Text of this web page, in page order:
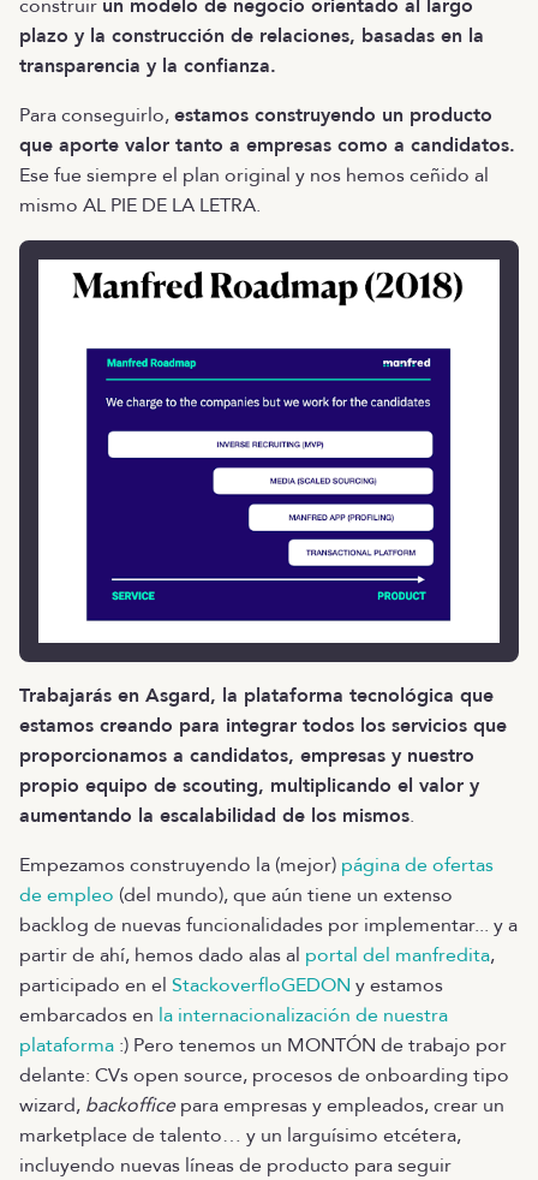
construir un modelo de negocio orientado al largo
plazo y la construcción de relaciones, basadas en la
transparencia y la confianza.
Para conseguirlo,estamos construyendo un producto
que aporte valor tanto a empresas como a candidatos.
Ese fue siempre el plan original y nos hemos ceñido al
mismo AL PIE DE LA LETRA.
Trabajarás en Asgard, la plataforma tecnológica que
estamos creando para integrar todos los servicios que
proporcionamos a candidatos, empresas y nuestro
propio equipo de scouting, multiplicando el valor y
aumentando la escalabilidad de los mismos.
Empezamos construyendo la (mejor) página de ofertas
de empleo (del mundo), que aún tiene un extenso
backlog de nuevas funcionalidades por implementar... y a
partir de ahí, hemos dado alas al portal del manfredita,
participado en el StackoverfloGEDON y estamos
embarcados en la internacionalización de nuestra
plataforma :) Pero tenemos un MONTÓN de trabajo por
delante: CVs open source, procesos de onboarding tipo
wizard, backofficepara empresas y empleados, crear un
marketplace de talento… y un larguísimo etcétera,
incluyendo nuevas líneas de producto para seguir